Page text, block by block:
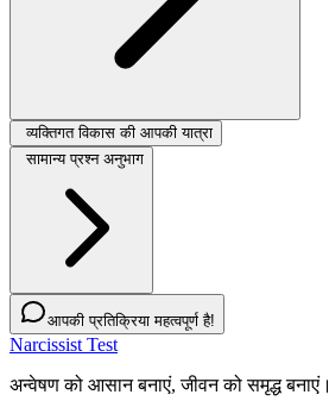
व्यक्तिगत विकास की आपकी यात्रा
सामान्य प्रश्न अनुभाग
आपकी प्रतिक्रिया महत्वपूर्ण है!
Narcissist Test
अन्वेषण को आसान बनाएं, जीवन को समृद्ध बनाएं।